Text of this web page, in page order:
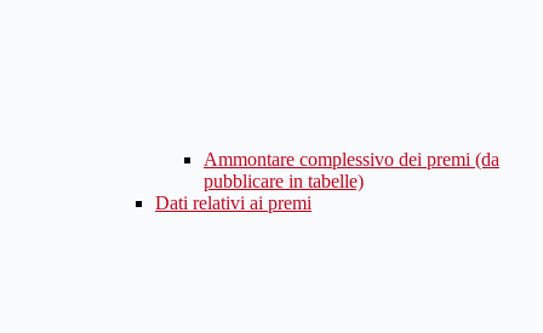
Ammontare complessivo dei premi (da
pubblicare in tabelle)
Dati relativi ai premi